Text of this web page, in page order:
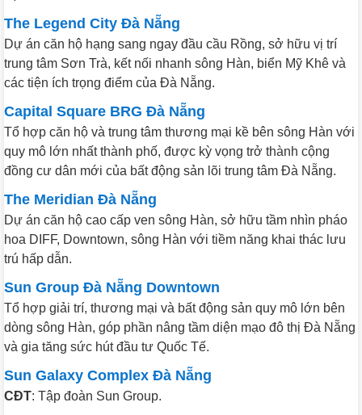
The Legend City Đà Nẵng
Dự án căn hộ hạng sang ngay đầu cầu Rồng, sở hữu vị trí
trung tâm Sơn Trà, kết nối nhanh sông Hàn, biển Mỹ Khê và
các tiện ích trọng điểm của Đà Nẵng.
Capital Square BRG Đà Nẵng
Tổ hợp căn hộ và trung tâm thương mại kề bên sông Hàn với
quy mô lớn nhất thành phố, được kỳ vọng trở thành cộng
đồng cư dân mới của bất động sản lõi trung tâm Đà Nẵng.
The Meridian Đà Nẵng
Dự án căn hộ cao cấp ven sông Hàn, sở hữu tầm nhìn pháo
hoa DIFF, Downtown, sông Hàn với tiềm năng khai thác lưu
trú hấp dẫn.
Sun Group Đà Nẵng Downtown
Tổ hợp giải trí, thương mại và bất động sản quy mô lớn bên
dòng sông Hàn, góp phần nâng tầm diện mạo đô thị Đà Nẵng
và gia tăng sức hút đầu tư Quốc Tế.
Sun Galaxy Complex Đà Nẵng
CĐT: Tập đoàn Sun Group.